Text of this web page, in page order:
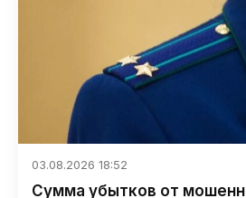
03.08.2026 18:52
Сумма убытков от